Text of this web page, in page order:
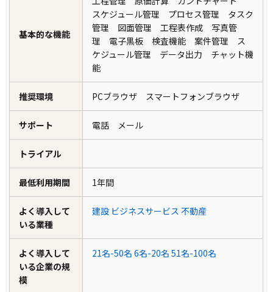
基本的な機能
スケジュール管理 プロセス管理 タスク
管理 図面管理 工程表作成 写真管
理 電子黒板 検査機能 案件管理 ス
ケジュール管理 データ出力 チャット機
能
推奨環境 PCブラウザ スマートフォンブラウザ
サポート 電話 メール
トライアル
最低利用期間 1年間
よく導入して
いる業種
建設 ビジネスサービス 不動産
よく導入して
いる企業の規
模
21名-50名 6名-20名 51名-100名